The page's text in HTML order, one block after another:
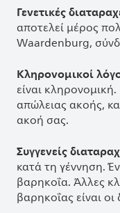
Γενετικές
αποτελεί μέρος
Waardenburg,
Κληρονομικοί
είναι
απώλειας ακοής,
ακοή σας.
Συγγενείς
κατά τη γέννηση.
βαρηκοΐα. Άλλες
βαρηκοΐας είναι